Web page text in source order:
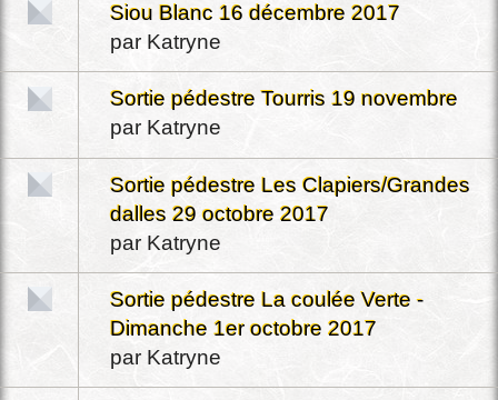
Siou Blanc 16 décembre 2017
par Katryne
Sortie pédestre Tourris 19 novembre
par Katryne
Sortie pédestre Les Clapiers/Grandes
dalles 29 octobre 2017
par Katryne
Sortie pédestre La coulée Verte -
Dimanche 1er octobre 2017
par Katryne